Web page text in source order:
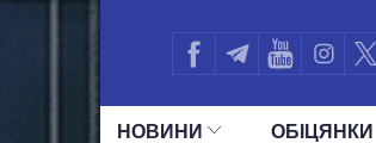
НОВИНИ ОБIЦЯНКИ